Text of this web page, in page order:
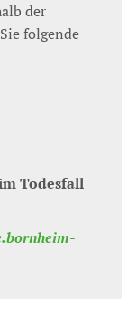
der
folgende
Todesfall